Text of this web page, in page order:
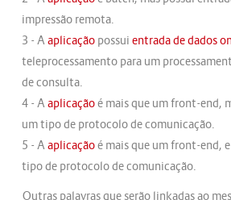
impressão remota.
3 - Aaplicaçãopossui entrada de dados
teleprocessamento para um
de consulta.
4 - Aaplicaçãoé mais que um front-end,
um tipo de protocolo de comunicação.
5 - Aaplicaçãoé mais que um front-end,
tipo de protocolo de comunicação.
Outras palavras que serão linkadas ao